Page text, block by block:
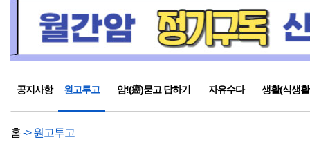
공지사항 원고투고 암!(癌)묻고 답하기 자유수다 생활(식생
홈-> 원고투고